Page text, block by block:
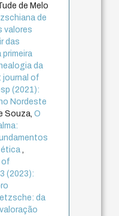
de Melo
de
valores
das
primeira
da
journal of
(2021):
Nordeste
Souza,O
of
(2023):
da